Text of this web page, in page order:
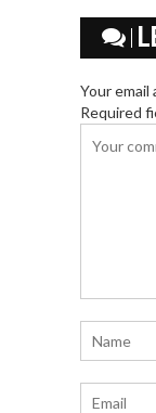
Your
Required